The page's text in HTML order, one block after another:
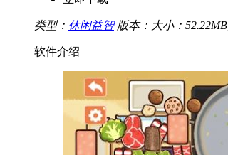
类型： 休闲益智 版本： 大小：52.22MB
软件介绍